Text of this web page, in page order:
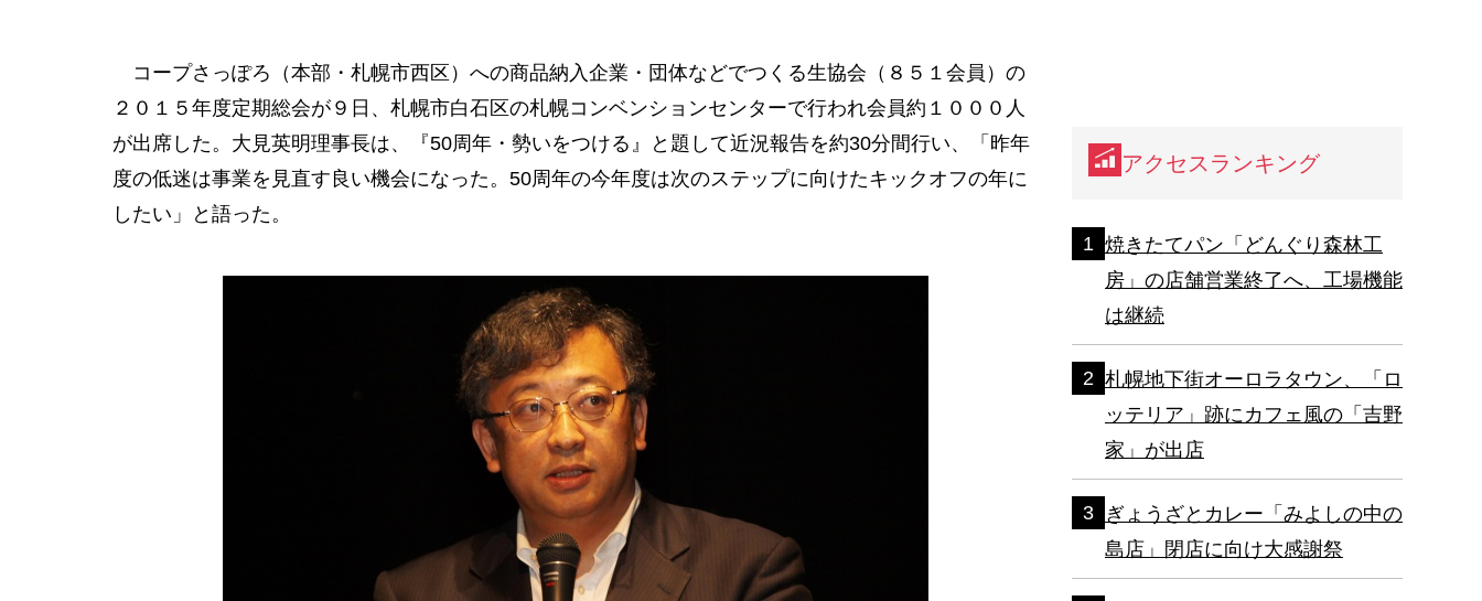
コープさっぽろ（本部・札幌市西区）への商品納入企業・団体などでつくる生協会（８５１会員）の
２０１５年度定期総会が９日、札幌市白石区の札幌コンベンションセンターで行われ会員約１０００人
が出席した。大見英明理事長は、『50周年・勢いをつける』と題して近況報告を約30分間行い、「昨年
度の低迷は事業を見直す良い機会になった。50周年の今年度は次のステップに向けたキックオフの年に
したい」と語った。
アクセスランキング
焼きたてパン「どんぐり森林工
房」の店舗営業終了へ、工場機能
は継続
札幌地下街オーロラタウン、「ロ
ッテリア」跡にカフェ風の「吉野
家」が出店
ぎょうざとカレー「みよしの中の
島店」閉店に向け大感謝祭